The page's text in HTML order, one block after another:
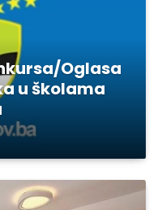
Oglasa
u školama